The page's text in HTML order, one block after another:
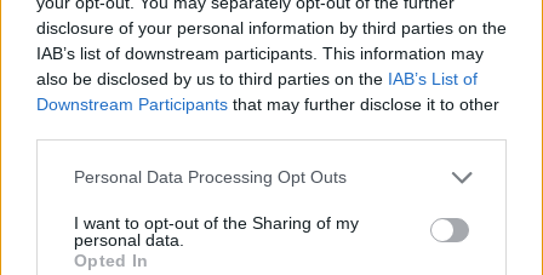
disclosure of your personal information by third parties on the
IAB’s list of downstream participants. This information may
also be disclosed by us to third parties on the IAB’s List of
Downstream Participants that may further disclose it to other
Personal Data Processing Opt Outs
I want to opt-out of the Sharing of my
personal data.
Opted In
00:00
28°C
27°C
3 Μπφ B
16 Km/h
ΛΙΓΑ
27 °C
3 Μπφ B